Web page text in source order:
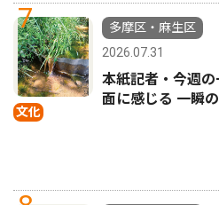
7
文化
多摩区・麻生区
2026.07.31
本紙記者・今週
面に感じる 一瞬